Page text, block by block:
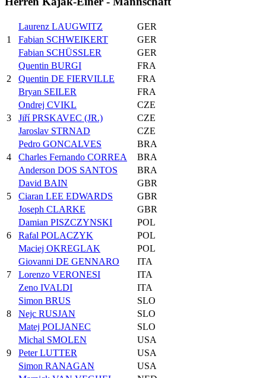
1
Laurenz LAUGWITZ
GER
Fabian SCHWEIKERT
GER
Fabian SCHÜSSLER
GER
2
Quentin BURGI
FRA
Quentin DE FIERVILLE
FRA
Bryan SEILER
FRA
3
Ondrej CVIKL
CZE
Jiří PRSKAVEC (JR.)
CZE
Jaroslav STRNAD
CZE
4
Pedro GONCALVES
BRA
Charles Fernando CORREA
BRA
Anderson DOS SANTOS
BRA
5
David BAIN
GBR
Ciaran LEE EDWARDS
GBR
Joseph CLARKE
GBR
6
Damian PISZCZYNSKI
POL
Rafal POLACZYK
POL
Maciej OKREGLAK
POL
7
Giovanni DE GENNARO
ITA
Lorenzo VERONESI
ITA
Zeno IVALDI
ITA
8
Simon BRUS
SLO
Nejc RUSJAN
SLO
Matej POLJANEC
SLO
9
Michal SMOLEN
USA
Peter LUTTER
USA
Simon RANAGAN
USA